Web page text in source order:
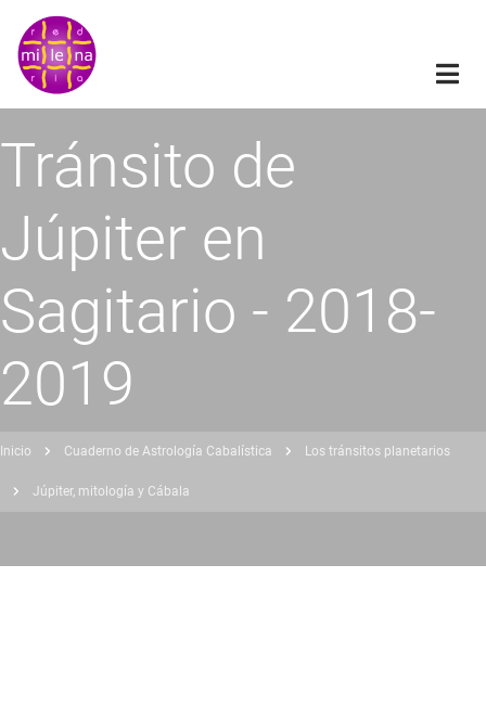
Pasar
contenido
principal
Tránsito de
Júpiter en
Sagitario - 2018-
2019
Inicio Cuaderno de Astrología Cabalística Los tránsitos planetarios
Júpiter, mitología y Cábala